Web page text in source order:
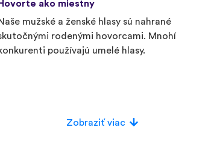
Hovorte ako miestny
mužské a ženské hlasy sú nahrané
rodenými hovorcami. Mnohí
používajú umelé hlasy.
Zobraziť viac